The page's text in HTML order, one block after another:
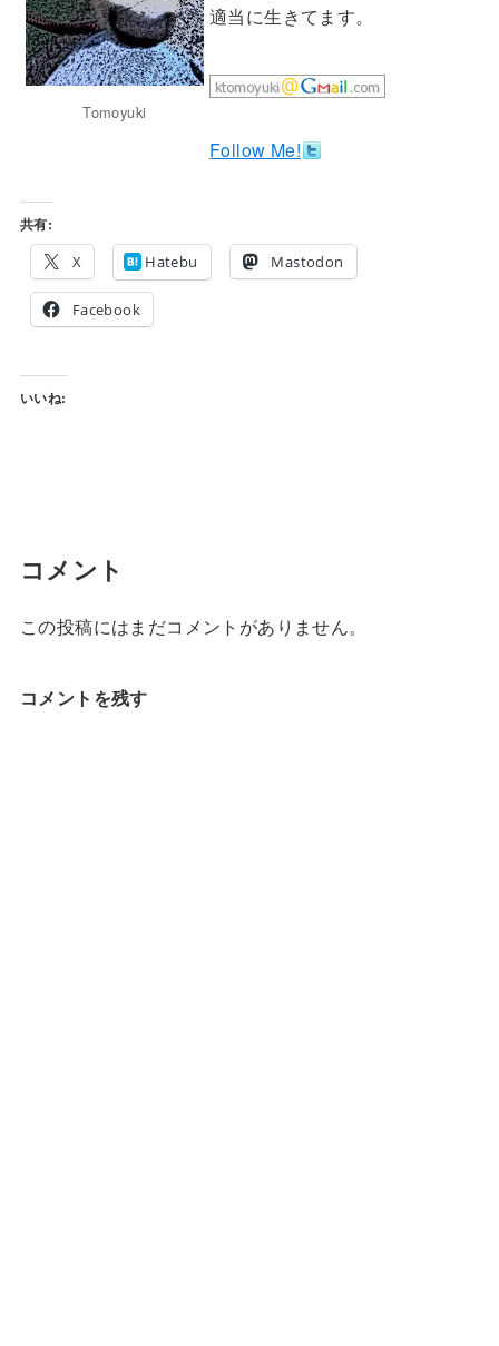
Tomoyuki
適当に生きてます。
Follow Me!
共有:
X
Hatebu Mastodon
Facebook
いいね:
コメント
この投稿にはまだコメントがありません。
コメントを残す